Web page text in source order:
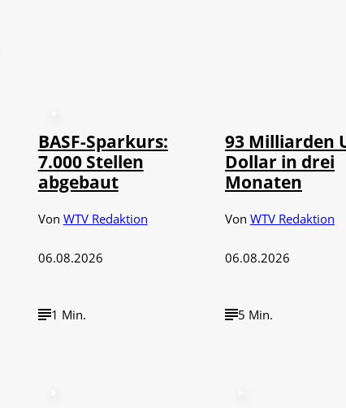
BASF-Sparkurs:
7.000 Stellen
abgebaut
Von WTV Redaktion
06.08.2026
1 Min.
93 Milliarden
Dollar in drei
Monaten
Von WTV Redaktion
06.08.2026
5 Min.